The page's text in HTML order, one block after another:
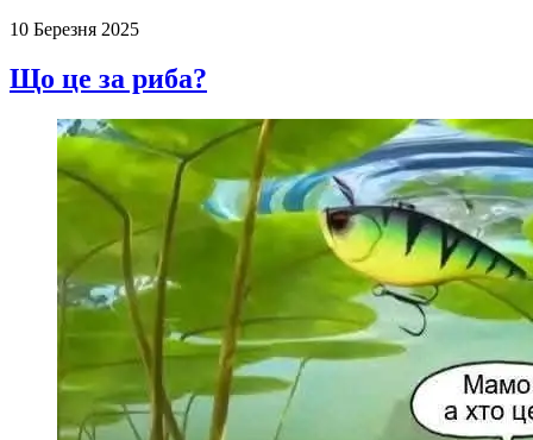
10 Березня 2025
Що це за риба?